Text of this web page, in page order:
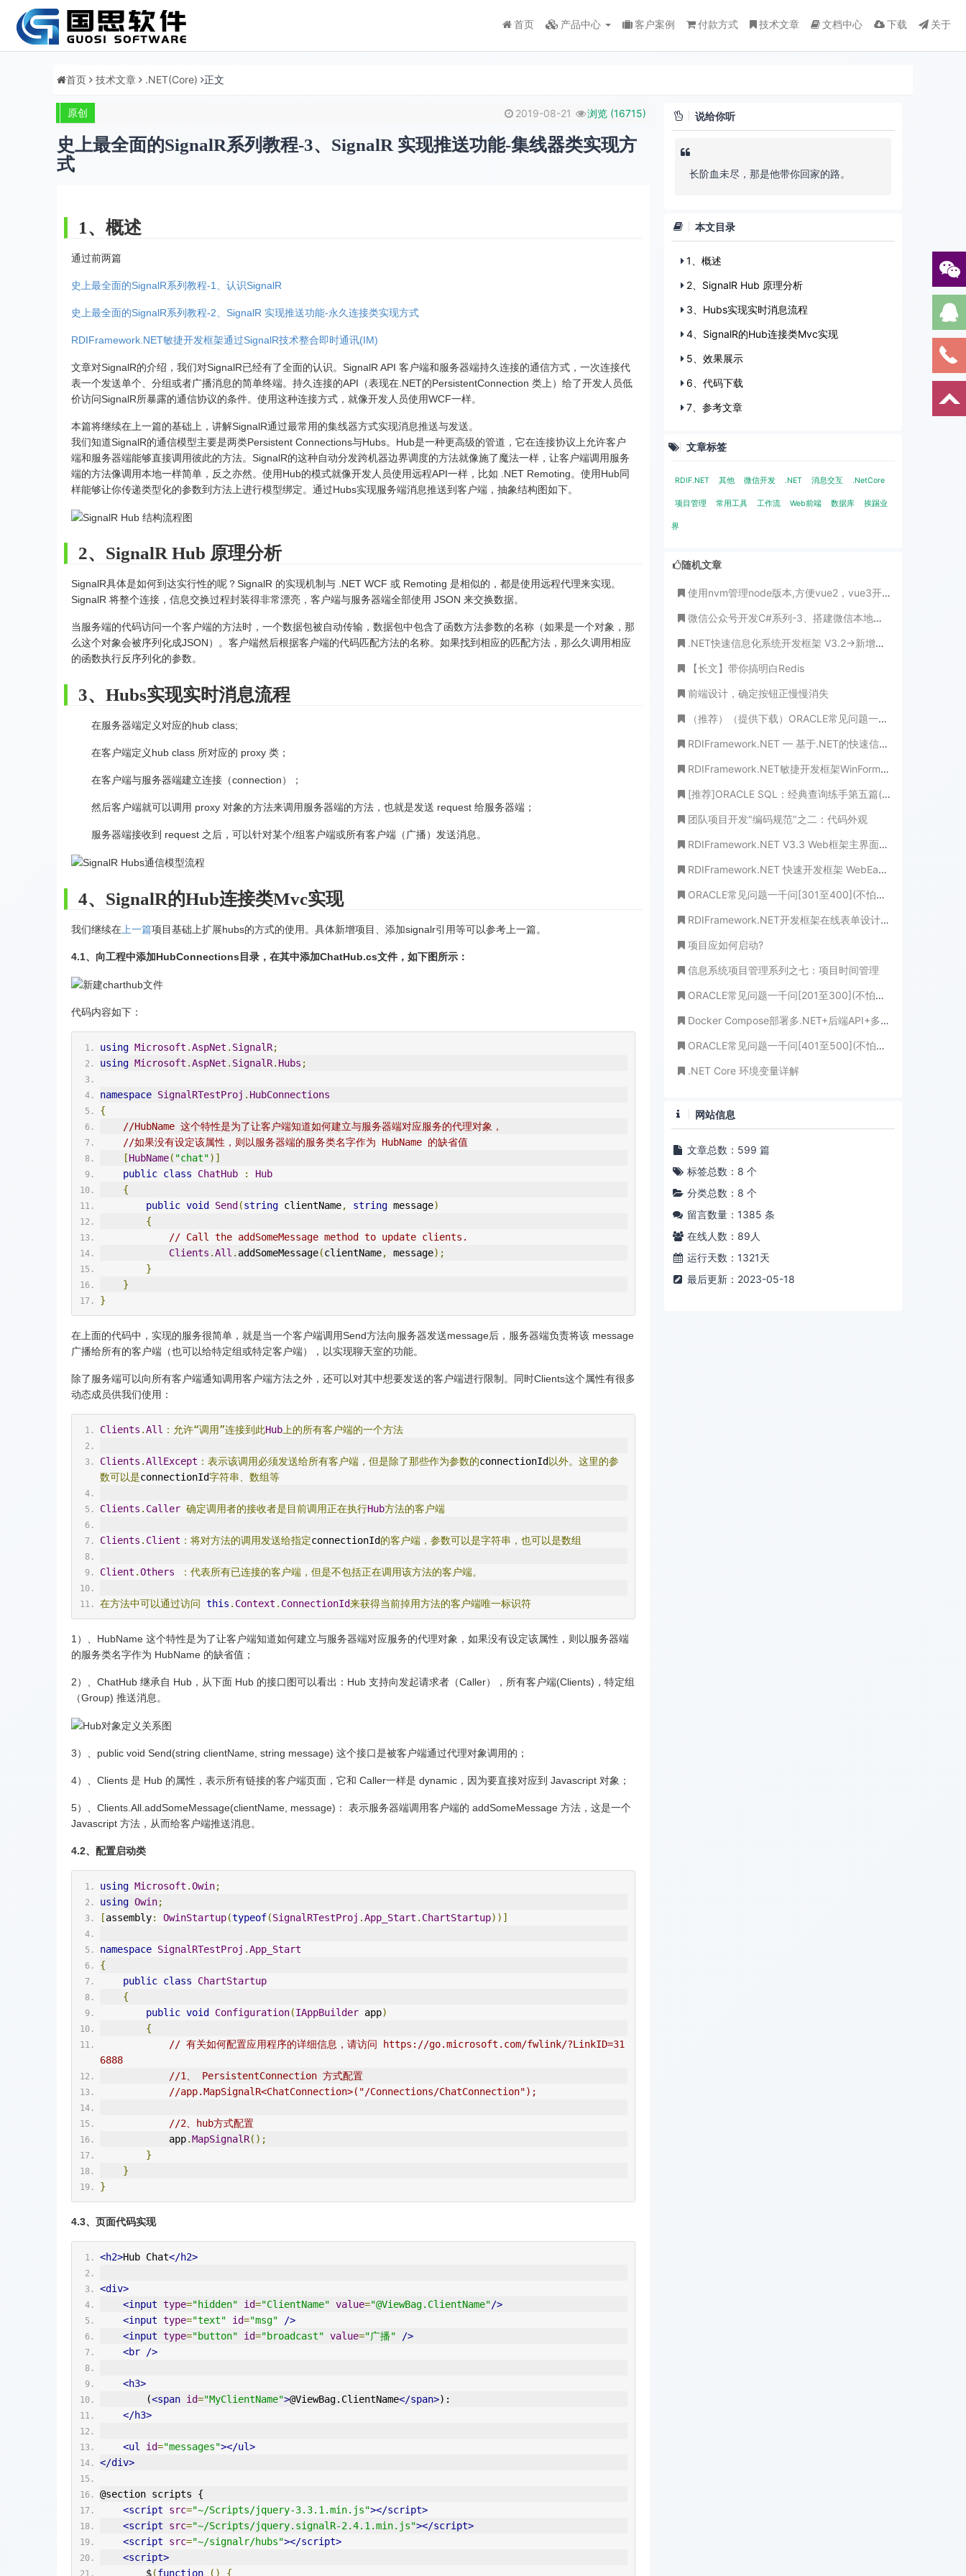
首页 产品中心 客户案例 付款方式 技术文章 文档中心 下载 关于
首页 技术文章 .NET(Core) 正文
原创 2019-08-21 浏览 (16715)
史上最全面的SignalR系列教程-3、SignalR 实现推送功能-集线器类实现方
式
1、概述
通过前两篇
史上最全面的SignalR系列教程-1、认识SignalR
史上最全面的SignalR系列教程-2、SignalR 实现推送功能-永久连接类实现方式
RDIFramework.NET敏捷开发框架通过SignalR技术整合即时通讯(IM)
文章对SignalR的介绍，我们对SignalR已经有了全面的认识。SignalR API 客户端和服务器端持久连接的通信方式，一次连接代
表一个发送单个、分组或者广播消息的简单终端。持久连接的API（表现在.NET的PersistentConnection 类上）给了开发人员低
价访问SignalR所暴露的通信协议的条件。使用这种连接方式，就像开发人员使用WCF一样。
本篇将继续在上一篇的基础上，讲解SignalR通过最常用的集线器方式实现消息推送与发送。
我们知道SignalR的通信模型主要是两类Persistent Connections与Hubs。Hub是一种更高级的管道，它在连接协议上允许客户
端和服务器端能够直接调用彼此的方法。SignalR的这种自动分发跨机器边界调度的方法就像施了魔法一样，让客户端调用服务
端的方法像调用本地一样简单，反之亦然。使用Hub的模式就像开发人员使用远程API一样，比如 .NET Remoting。使用Hub同
样能够让你传递类型化的参数到方法上进行模型绑定。通过Hubs实现服务端消息推送到客户端，抽象结构图如下。
2、SignalR Hub 原理分析
SignalR具体是如何到达实行性的呢？SignalR 的实现机制与 .NET WCF 或 Remoting 是相似的，都是使用远程代理来实现。
SignalR 将整个连接，信息交换过程封装得非常漂亮，客户端与服务器端全部使用 JSON 来交换数据。
当服务端的代码访问一个客户端的方法时，一个数据包被自动传输，数据包中包含了函数方法参数的名称（如果是一个对象，那
么这个对象会被序列化成JSON）。客户端然后根据客户端的代码匹配方法的名称。如果找到相应的匹配方法，那么久调用相应
的函数执行反序列化的参数。
3、Hubs实现实时消息流程
在服务器端定义对应的hub class;
在客户端定义hub class 所对应的 proxy 类；
在客户端与服务器端建立连接（connection）；
然后客户端就可以调用 proxy 对象的方法来调用服务器端的方法，也就是发送 request 给服务器端；
服务器端接收到 request 之后，可以针对某个/组客户端或所有客户端（广播）发送消息。
4、SignalR的Hub连接类Mvc实现
我们继续在上一篇项目基础上扩展hubs的方式的使用。具体新增项目、添加signalr引用等可以参考上一篇。
4.1、向工程中添加HubConnections目录，在其中添加ChatHub.cs文件，如下图所示：
代码内容如下：
using Microsoft .AspNet . SignalR;
using Microsoft .AspNet . SignalR. Hubs ;
namespace SignalRTestProj . HubConnections
{
//HubName 这个特性是为了让客户端知道如何建立与服务器端对应服务的代理对象，
//如果没有设定该属性，则以服务器端的服务类名字作为 HubName 的缺省值
[HubName( "chat")]
public class ChatHub :
Hub
{
public void Send (string clientName, string message)
{
// Call the addSomeMessage method to update clients.
Clients .All . addSomeMessage(clientName, message);
}
}
}
在上面的代码中，实现的服务很简单，就是当一个客户端调用Send方法向服务器发送message后，服务器端负责将该 message
广播给所有的客户端（也可以给特定组或特定客户端），以实现聊天室的功能。
除了服务端可以向所有客户端通知调用客户端方法之外，还可以对其中想要发送的客户端进行限制。同时Clients这个属性有很多
动态成员供我们使用：
Clients .All ：允许“调用”连接到此Hub 上的所有客户端的一个方法
Clients .AllExcept ：表示该调用必须发送给所有客户端，但是除了那些作为参数的connectionId 以外。这里的参
数可以是connectionId字符串、数组等
Clients . Caller 确定调用者的接收者是目前调用正在执行Hub方法的客户端
Clients . Client ：将对方法的调用发送给指定connectionId的客户端，参数可以是字符串，也可以是数组
Client .Others ：代表所有已连接的客户端，但是不包括正在调用该方法的客户端。
在方法中可以通过访问 this . Context . ConnectionId来获得当前掉用方法的客户端唯一标识符
1）、HubName 这个特性是为了让客户端知道如何建立与服务器端对应服务的代理对象，如果没有设定该属性，则以服务器端
的服务类名字作为 HubName 的缺省值；
2）、ChatHub 继承自 Hub，从下面 Hub 的接口图可以看出：Hub 支持向发起请求者（Caller），所有客户端(Clients)，特定组
（Group) 推送消息。
3）、public void Send(string clientName, string message) 这个接口是被客户端通过代理对象调用的；
4）、Clients 是 Hub 的属性，表示所有链接的客户端页面，它和 Caller一样是 dynamic，因为要直接对应到 Javascript 对象；
5）、Clients.All.addSomeMessage(clientName, message)： 表示服务器端调用客户端的 addSomeMessage 方法，这是一个
Javascript 方法，从而给客户端推送消息。
4.2、配置启动类
using Microsoft .Owin;
using Owin;
[assembly: OwinStartup(typeof(SignalRTestProj .App_Start . ChartStartup))]
namespace SignalRTestProj .App_Start
{
public class
ChartStartup
{
public void Configuration(IAppBuilder app)
{
// 有关如何配置应用程序的详细信息，请访问 https://go.microsoft.com/fwlink/?LinkID=31
6888
//1、 PersistentConnection 方式配置
//app.MapSignalR<ChatConnection>("/Connections/ChatConnection");
//2、hub方式配置
            app
.MapSignalR();
}
}
}
4.3、页面代码实现
<h2>Hub Chat</h2>
<div>
<input type="hidden" id="ClientName" value="@ViewBag.ClientName"/>
<input type="text" id="msg"
/>
<input type="button" id="broadcast" value="广播"
/>
<br
/>
<h3>
        (
<span id="MyClientName">@ViewBag.ClientName</span>):
</h3>
<ul id="messages"></ul>
</div>
@section scripts {
<script
src="~/Scripts/jquery-3.3.1.min.js"></script>
<script
src="~/Scripts/jquery.signalR-2.4.1.min.js"></script>
<script
src="~/signalr/hubs"></script>
<script>
        $
(function () {
说给你听
长阶血未尽，那是他带你回家的路。
本文目录
1、概述
2、SignalR Hub 原理分析
3、Hubs实现实时消息流程
4、SignalR的Hub连接类Mvc实现
5、效果展示
6、代码下载
7、参考文章
文章标签
RDIF.NET 其他 微信开发 .NET 消息交互 .NetCore
项目管理 常用工具 工作流 Web前端 数据库 挨踢业
界
随机文章
使用nvm管理node版本,方便vue2，vue3开发
微信公众号开发C#系列-3、搭建微信本地调试环境-借助花生壳实现内网穿透
.NET快速信息化系统开发框架 V3.2->新增记录SQL执行过程
【长文】带你搞明白Redis
前端设计，确定按钮正慢慢消失
（推荐）（提供下载）ORACLE常见问题一千问(不怕学不成、就怕心不诚！)
RDIFramework.NET — 基于.NET的快速信息化系统开发框架 — 系列目录
RDIFramework.NET敏捷开发框架WinForm新增文件中心-实现附件集中管理
[推荐]ORACLE SQL：经典查询练手第五篇(不懂装懂，永世饭桶！)
团队项目开发"编码规范"之二：代码外观
RDIFramework.NET V3.3 Web框架主界面新增横向菜单功能
RDIFramework.NET 快速开发框架 WebEasyUI版本 V6.0发布
ORACLE常见问题一千问[301至400](不怕学不成、就怕心不诚！)
RDIFramework.NET开发框架在线表单设计整合工作流程的使用
项目应如何启动?
信息系统项目管理系列之七：项目时间管理
ORACLE常见问题一千问[201至300](不怕学不成、就怕心不诚！)
Docker Compose部署多.NET+后端API+多Vue前端Web 完整记录（含多数据库扩展+实用场景，亲测无坑）
ORACLE常见问题一千问[401至500](不怕学不成、就怕心不诚！)
.NET Core 环境变量详解
网站信息
文章总数：599 篇
标签总数：8 个
分类总数：8 个
留言数量：1385 条
在线人数： 89 人
运行天数：1321天
最后更新：2023-05-18